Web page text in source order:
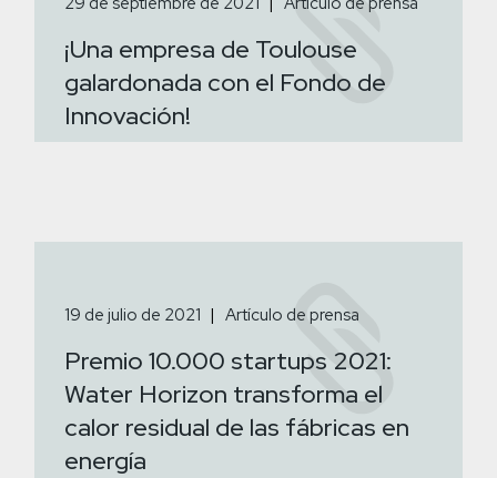
¡Una empresa de Toulouse
galardonada con el Fondo de
Innovación!
19 de julio de 2021 Artículo de prensa
Premio 10.000 startups 2021:
Water Horizon transforma el
calor residual de las fábricas en
energía